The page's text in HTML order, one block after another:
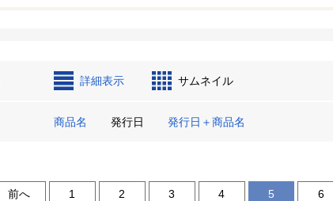
詳細表示 サムネイル
商品名 発行日 発行日＋商品名
前へ 1 2 3 4 5 6